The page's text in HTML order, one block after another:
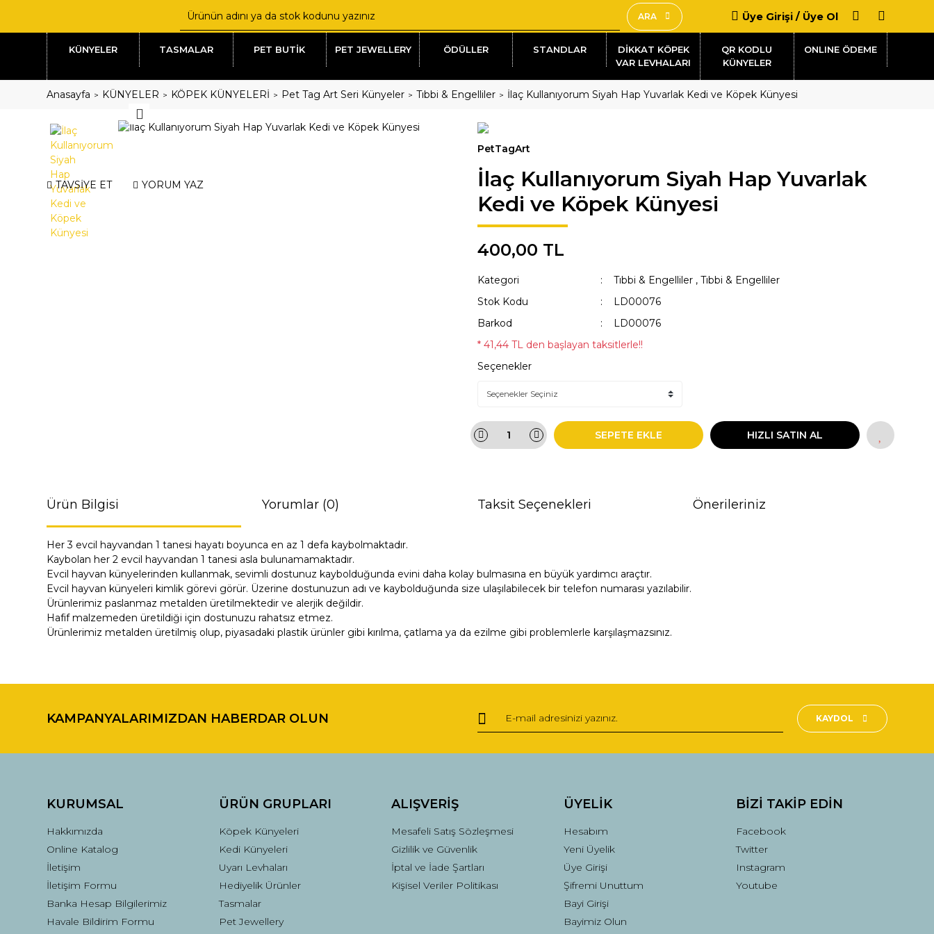
ARA Üye Girişi / Üye Ol
KÜNYELER TASMALAR PET BUTİK PET JEWELLERY ÖDÜLLER STANDLAR
DİKKAT KÖPEK
VAR LEVHALARI
QR KODLU
KÜNYELER
Anasayfa KÜNYELER KÖPEK KÜNYELERİ Pet Tag Art Seri Künyeler Tıbbi & Engelliler İlaç Kullanıyorum Siyah Hap Yuvarlak Kedi ve Köpek Künyesi
TAVSİYE ET YORUM YAZ
PetTagArt
İlaç Kullanıyorum Siyah Hap Yuvarlak
Kedi ve Köpek Künyesi
400,00 TL
Kategori Tıbbi & Engelliler , Tıbbi & Engelliler
Stok Kodu
LD00076
Barkod
LD00076
* 41,44 TL den başlayan taksitlerle!!
Seçenekler
SEPETE EKLE HIZLI SATIN AL
Ürün Bilgisi Yorumlar (0) Taksit Seçenekleri Önerileriniz
Her 3 evcil hayvandan 1 tanesi hayatı boyunca en az 1 defa kaybolmaktadır.
Kaybolan her 2 evcil hayvandan 1 tanesi asla bulunamamaktadır.
Evcil hayvan künyelerinden kullanmak, sevimli dostunuz kaybolduğunda evini daha kolay bulmasına en büyük yardımcı araçtır.
Evcil hayvan künyeleri kimlik görevi görür. Üzerine dostunuzun adı ve kaybolduğunda size ulaşılabilecek bir telefon numarası yazılabilir.
Ürünlerimiz paslanmaz metalden üretilmektedir ve alerjik değildir.
Hafif malzemeden üretildiği için dostunuzu rahatsız etmez.
Ürünlerimiz metalden üretilmiş olup, piyasadaki plastik ürünler gibi kırılma, çatlama ya da ezilme gibi problemlerle karşılaşmazsınız.
Yorum Yaz
Görüş ve önerileriniz için teşekkür ederiz.
Ürün resmi kalitesiz, bozuk veya görüntülenemiyor.
Ürün bilgilerinde hatalar bulunuyor.
Bu ürüne benzer farklı alternatifler olmalı.
Gönder
KAMPANYALARIMIZDAN HABERDAR OLUN KAYDOL
KURUMSAL
Hakkımızda
Online Katalog
İletişim
İletişim Formu
Banka Hesap Bilgilerimiz
Havale Bildirim Formu
ÜRÜN GRUPLARI
Köpek Künyeleri
Kedi Künyeleri
Uyarı Levhaları
Hediyelik Ürünler
Tasmalar
Pet Jewellery
ALIŞVERİŞ
Mesafeli Satış Sözleşmesi
Gizlilik ve Güvenlik
İptal ve İade Şartları
Kişisel Veriler Politikası
ÜYELİK
Hesabım
Yeni Üyelik
Üye Girişi
Şifremi Unuttum
Bayi Girişi
Bayimiz Olun
BİZİ TAKİP EDİN
Facebook
Twitter
Instagram
Youtube